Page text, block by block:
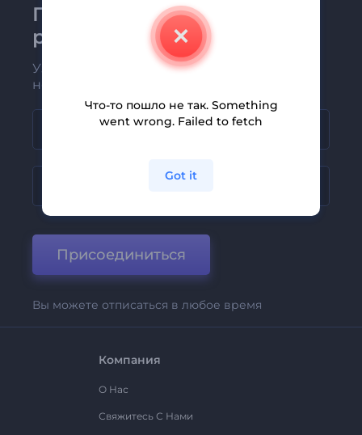
Присоединяйтесь к
рассылке Renderforest
Узнавайте о последних новостях и
новых предложениях первыми
Присоединиться
Вы можете отписаться в любое время
Компания
О Нас
Свяжитесь С Нами
Что-то пошло не так. Something
went wrong. Failed to fetch
Got it